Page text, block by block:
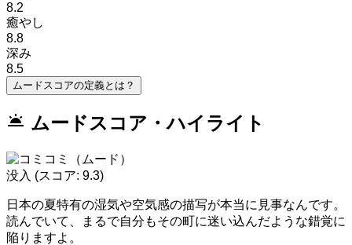
8.2
癒やし
8.8
深み
8.5
ムードスコアの定義とは？
wb_twilight ムードスコア・ハイライト
没入 (スコア: 9.3)
日本の夏特有の湿気や空気感の描写が本当に見事なんです。
読んでいて、まるで自分もその町に迷い込んだような錯覚に
陥りますよ。